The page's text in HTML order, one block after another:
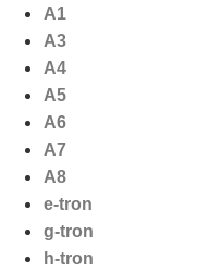
naar
inhoud
A1
A3
A4
A5
A6
A7
A8
e-tron
g-tron
h-tron